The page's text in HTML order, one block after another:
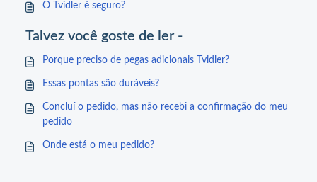
O Tvidler é seguro?
Talvez você goste de ler -
Porque preciso de pegas adicionais Tvidler?
Essas pontas são duráveis?
Concluí o pedido, mas não recebi a confirmação do meu
pedido
Onde está o meu pedido?